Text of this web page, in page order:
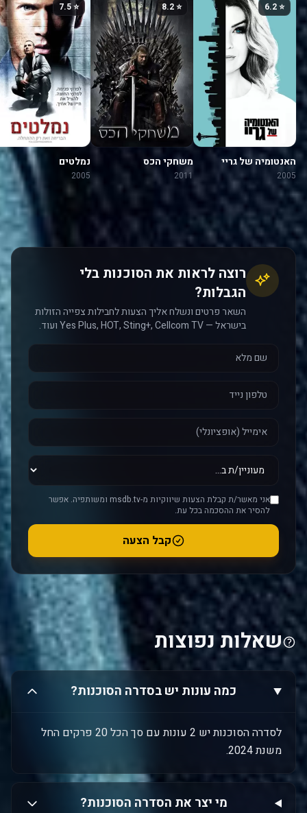
⭐ 6.2
האנטומיה של גריי
2005
⭐ 8.2
משחקי הכס
2011
⭐ 7.5
נמלטים
2005
רוצה לראות את הסוכנות בלי
הגבלות?
השאר פרטים ונשלח אליך הצעות לחבילות צפייה הזולות
בישראל — Yes Plus, HOT, Sting+, Cellcom TV ועוד.
אני מאשר/ת קבלת הצעות שיווקיות מ-msdb.tv ומשותפיה. אפשר
להסיר את ההסכמה בכל עת.
קבל הצעה
שאלות נפוצות
כמה עונות יש בסדרה הסוכנות?
לסדרה הסוכנות יש 2 עונות עם סך הכל 20 פרקים החל
משנת 2024.
מי יצר את הסדרה הסוכנות?